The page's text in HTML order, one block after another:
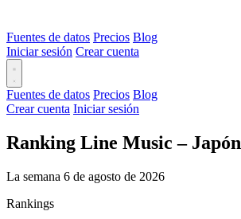
Fuentes de datos Precios Blog
Iniciar sesión Crear cuenta
Fuentes de datos Precios Blog
Crear cuenta Iniciar sesión
Ranking Line Music – Japón
La semana 6 de agosto de 2026
Rankings